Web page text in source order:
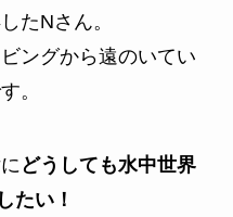
たNさん。
ングから遠のいてい
。
どうしても水中世界
たい！